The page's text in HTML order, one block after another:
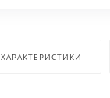
ХАРАКТЕРИСТИКИ